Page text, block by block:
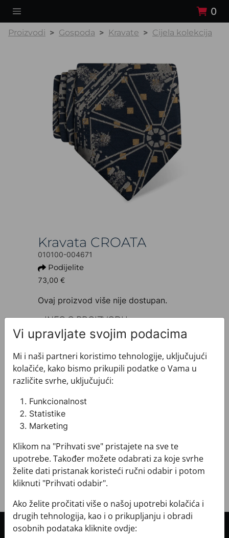
0
Proizvodi Gospoda Kravate Cijela kolekcija
Kravata CROATA
010100-004671
Podijelite
73,00 €
Ovaj proizvod više nije dostupan.
+ INFO O PROIZVODU
Dezen: Tematski
Motiv: Oktogon
Boja: Plava
Proizvod: Kravata
Veličina: Standardna 8 cm
Brand: CROATA
Sirovinski sastav : Svila 100%
+ MATERIJAL I ODRŽAVANJE
+ DOSTAVA
+ POVRATI I ZAMJENE
INFORMACIJE O KUPNJI
Vi upravljate svojim podacima
Mi i naši partneri koristimo tehnologije, uključujući
kolačiće, kako bismo prikupili podatke o Vama u
različite svrhe, uključujući:
Funkcionalnost
Statistike
Marketing
Klikom na "Prihvati sve" pristajete na sve te
upotrebe. Također možete odabrati za koje svrhe
želite dati pristanak koristeći ručni odabir i potom
kliknuti "Prihvati odabir".
Ako želite pročitati više o našoj upotrebi kolačića i
drugih tehnologija, kao i o prikupljanju i obradi
osobnih podataka kliknite ovdje: